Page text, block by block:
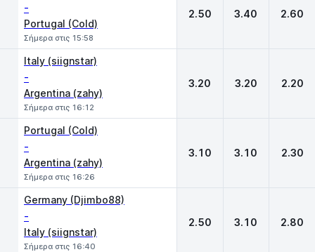
-
Portugal (Cold)
Σήμερα στις 15:58
2.50 3.40 2.60
Italy (siignstar)
-
Argentina (zahy)
Σήμερα στις 16:12
3.20 3.20 2.20
Portugal (Cold)
-
Argentina (zahy)
Σήμερα στις 16:26
3.10 3.10 2.30
Germany (Djimbo88)
-
Italy (siignstar)
Σήμερα στις 16:40
2.50 3.10 2.80